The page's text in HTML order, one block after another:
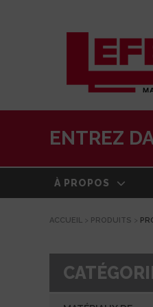
ENTREZ
À PROPOS
À PROPOS
ÉQUIPE
ACCUEIL > PRODUITS >